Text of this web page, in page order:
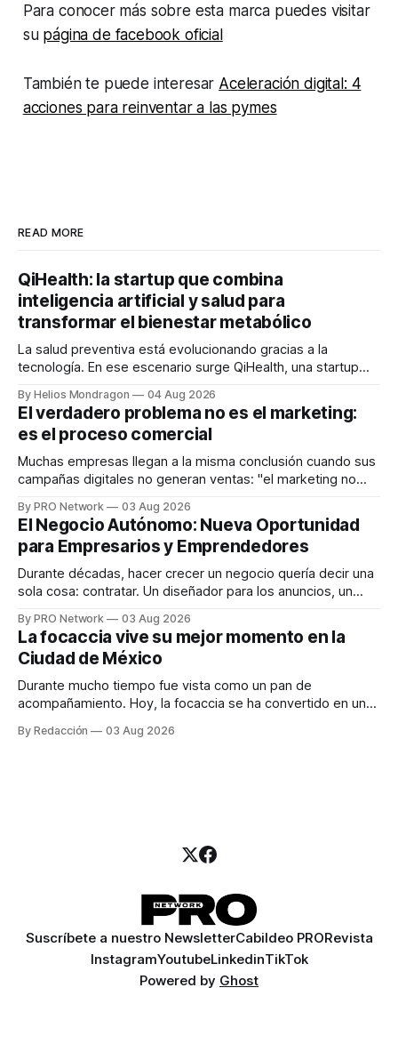
Para conocer más sobre esta marca puedes visitar
su página de facebook oficial
También te puede interesar Aceleración digital: 4
acciones para reinventar a las pymes
READ MORE
QiHealth: la startup que combina
inteligencia artificial y salud para
transformar el bienestar metabólico
La salud preventiva está evolucionando gracias a la
tecnología. En ese escenario surge QiHealth, una startup
dispositivos inteligentes, inteligencia artificial y monitoreo
en tiempo real para ayudar a las personas a tomar mejores
decisiones sobre su salud metabólica. Su propuesta busca
responder
By Helios Mondragon 04 Aug 2026
El verdadero problema no es el marketing:
es el proceso comercial
Muchas empresas llegan a la misma conclusión cuando sus
campañas digitales no generan ventas: "el marketing no
INTERIUS, el problema suele estar en otro lugar. Durante
una entrevista para el podcast SER PRO, el especialista en
marketing digital explicó que
By PRO Network 03 Aug 2026
El Negocio Autónomo: Nueva Oportunidad
para Empresarios y Emprendedores
Durante décadas, hacer crecer un negocio quería decir una
sola cosa: contratar. Un diseñador para los anuncios, un
para los textos, alguien que supiera de publicidad digital
para encontrar prospectos, un vendedor para atender
llamadas y mensajes, y —con suerte— una persona
By PRO Network 03 Aug 2026
La focaccia vive su mejor momento en la
Ciudad de México
Durante mucho tiempo fue vista como un pan de
acompañamiento. Hoy, la focaccia se ha convertido en uno
artesanal, ingredientes de calidad y experiencias que
By Redacción 03 Aug 2026
Suscríbete a nuestro NewsletterCabildeo PRORevista
InstagramYoutubeLinkedinTikTok
Powered by Ghost